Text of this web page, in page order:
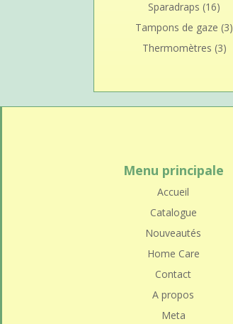
Sparadraps (16)
Tampons de gaze (3)
Thermomètres (3)
Menu principale
Accueil
Catalogue
Nouveautés
Home Care
Contact
A propos
Meta